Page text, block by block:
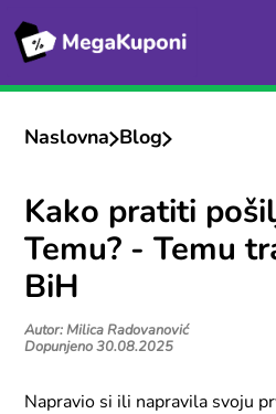
Naslovna Blog
Kako pratiti
Temu? - Temu
BiH
Autor: Milica Radovanović
Dopunjeno 30.08.2025
Napravio si ili napravila svoju